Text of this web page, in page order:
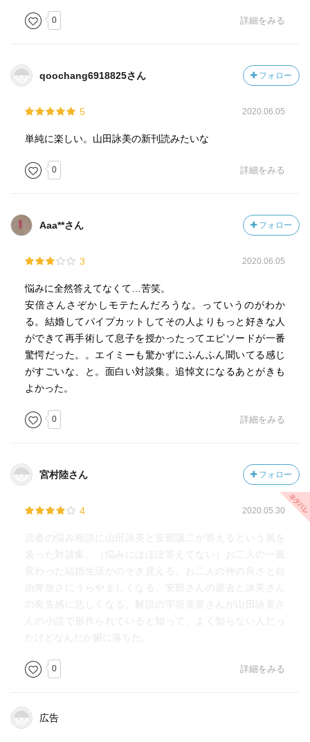
0 詳細をみる
qoochang6918825さん フォロー
5 2020.06.05
単純に楽しい。山田詠美の新刊読みたいな
0 詳細をみる
Aaa**さん フォロー
3 2020.06.05
悩みに全然答えてなくて…苦笑。
安倍さんさぞかしモテたんだろうな。っていうのがわか
る。結婚してパイプカットしてその人よりもっと好きな人
ができて再手術して息子を授かったってエピソードが一番
驚愕だった。。エイミーも驚かずにふんふん聞いてる感じ
がすごいな、と。面白い対談集。追悼文になるあとがきも
よかった。
0 詳細をみる
宮村陸さん フォロー
4 2020.05.30
読者の悩み相談に山田詠美と安部譲二が答えるという風を
装った対談集。（悩みにはほぼ答えてない）お二人の一風
変わった結婚生活がのぞき見える。お二人の仲の良さと自
由奔放さにうらやましくなる。安部さんの逝去と詠美さん
の喪失感に悲しくなる。解説の宇垣美里さんが山田詠美さ
んの小説で形作られていると知って、よく知らない人だっ
たけどなんだか腑に落ちた。
0 詳細をみる
広告